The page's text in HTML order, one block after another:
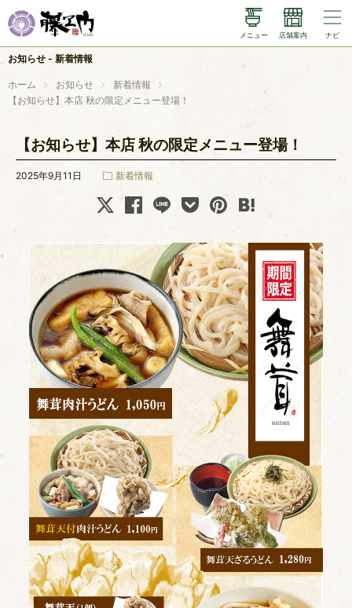
メニュー
店舗案内
小山食堂さくら
X (twitter) instagram
ナビ
メニュー 店舗案内
お知らせ - 新着情報
ホーム お知らせ
新着情報
【お知らせ】本店 秋の限定メニュー登場！
【お知らせ】本店 秋の限定メニュー登場！
2025年9月11日 新着情報